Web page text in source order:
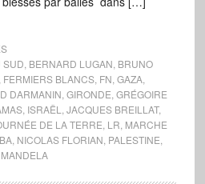
SUD BERNARD LUGAN BRUNO
FERMIERS BLANCS, FN GAZA,
DARMANIN GIRONDE GRÉGOIRE
, ISRAËL JACQUES BREILLAT,
DE LA TERRE LR MARCHE
, NICOLAS FLORIAN PALESTINE